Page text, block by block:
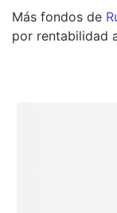
Más fondos de
por rentabilidad